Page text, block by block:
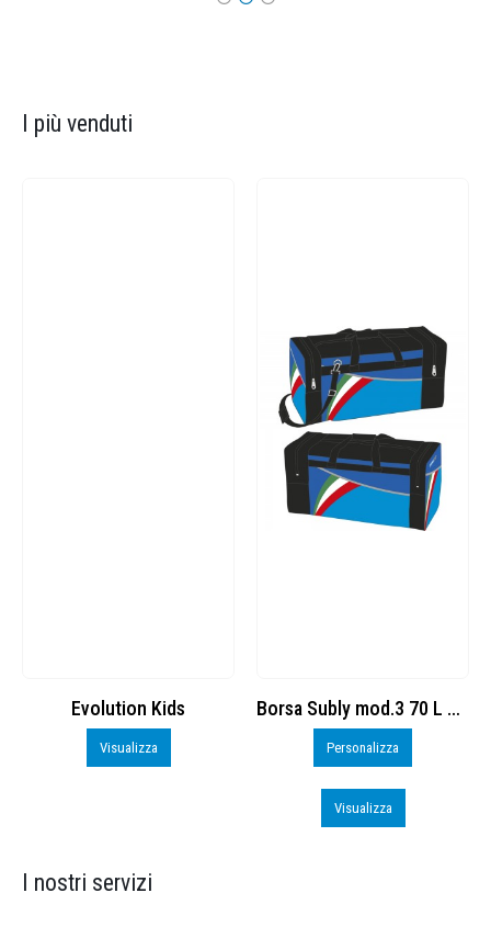
I più venduti
Personalizza
BS600 – PROMO
Personalizza
Visualizza
I nostri servizi